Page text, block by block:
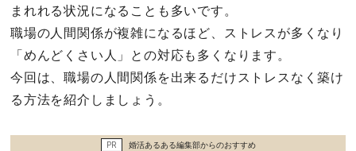
ファッション・美容
グルメ
趣味・旅行
セックスライフ
まれれる状況になることも多いです。
職場の人間関係が複雑になるほど、ストレスが多くなり
「めんどくさい人」との対応も多くなります。
今回は、職場の人間関係を出来るだけストレスなく築け
る方法を紹介しましょう。
PR 婚活あるある編集部からのおすすめ